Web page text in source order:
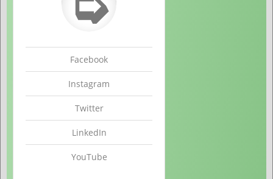
Facebook
Instagram
Twitter
LinkedIn
YouTube